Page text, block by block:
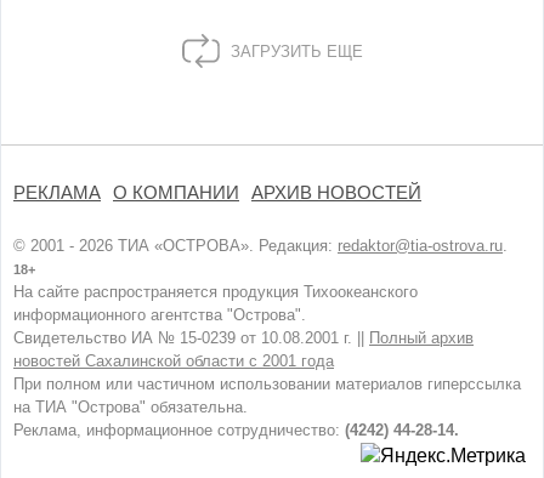
ЗАГРУЗИТЬ ЕЩЕ
РЕКЛАМА О КОМПАНИИ АРХИВ НОВОСТЕЙ
© 2001 - 2026 ТИА «ОСТРОВА». Редакция: redaktor@tia-ostrova.ru.
18+
На сайте распространяется продукция Тихоокеанского
информационного агентства "Острова".
Свидетельство ИА № 15-0239 от 10.08.2001 г. ||
Полный архив
новостей Сахалинской области с 2001 года
При полном или частичном использовании материалов гиперссылка
на ТИА "Острова" обязательна.
Реклама, информационное сотрудничество: (4242) 44-28-14.